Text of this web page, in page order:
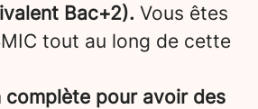
Bac+2). Vous êtes
tout au long de cette
complète pour avoir des